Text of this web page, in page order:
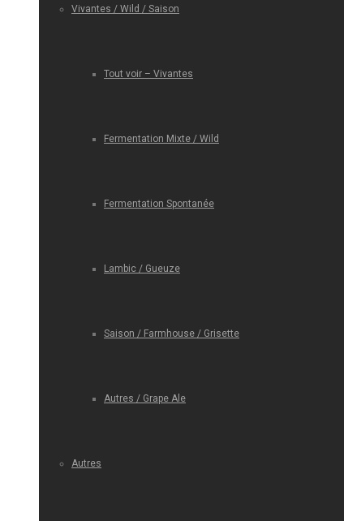
Vivantes / Wild / Saison
Tout voir – Vivantes
Fermentation Mixte / Wild
Fermentation Spontanée
Lambic / Gueuze
Saison / Farmhouse / Grisette
Autres / Grape Ale
Autres